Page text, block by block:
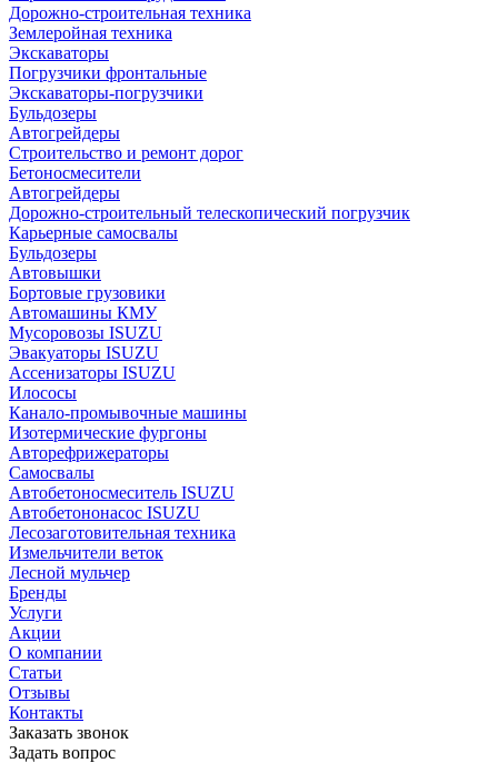
Дорожно-строительная техника
Землеройная техника
Экскаваторы
Погрузчики фронтальные
Экскаваторы-погрузчики
Бульдозеры
Автогрейдеры
Строительство и ремонт дорог
Бетоносмесители
Автогрейдеры
Дорожно-строительный телескопический погрузчик
Карьерные самосвалы
Бульдозеры
Автовышки
Бортовые грузовики
Автомашины КМУ
Мусоровозы ISUZU
Эвакуаторы ISUZU
Ассенизаторы ISUZU
Илососы
Канало-промывочные машины
Изотермические фургоны
Авторефрижераторы
Самосвалы
Автобетоносмеситель ISUZU
Автобетононасос ISUZU
Лесозаготовительная техника
Измельчители веток
Лесной мульчер
Бренды
Услуги
Акции
О компании
Статьи
Отзывы
Контакты
Заказать звонок
Задать вопрос